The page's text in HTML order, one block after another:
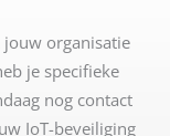
jouw organisatie
je specifieke
nog contact
IoT-beveiliging